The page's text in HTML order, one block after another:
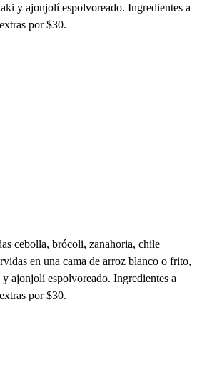
y ajonjolí espolvoreado. Ingredientes a
por $30.
cebolla, brócoli, zanahoria, chile
en una cama de arroz blanco o frito,
y ajonjolí espolvoreado. Ingredientes a
por $30.